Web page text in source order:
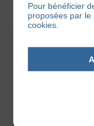
LA RECHERCHE
ENQUÊTE
ATOPIQUE
Aujourd’hui, a
Pour bénéficier
proposées par le
cookies.